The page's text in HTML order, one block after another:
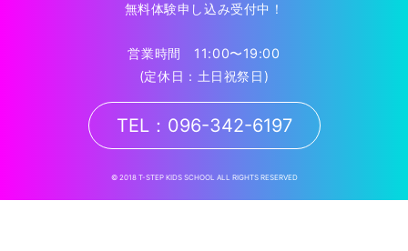
無料体験申し込み受付中！
営業時間 11:00〜19:00
(定休日：土日祝祭日)
TEL：096-342-6197
© 2018 T-STEP KIDS SCHOOL ALL RIGHTS RESERVED